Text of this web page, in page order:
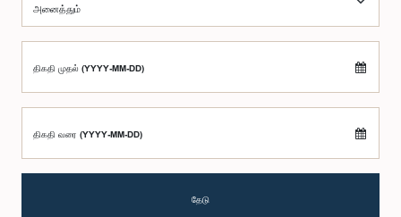
திகதி முதல் (YYYY-MM-DD)
திகதி வரை (YYYY-MM-DD)
தேடு